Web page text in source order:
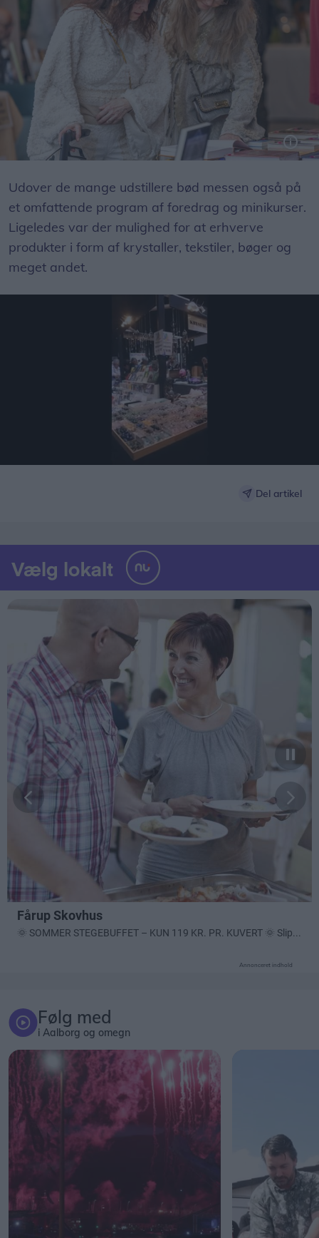
Udover de mange udstillere bød messen også på
et omfattende program af foredrag og minikurser.
Ligeledes var der mulighed for at erhverve
produkter i form af krystaller, tekstiler, bøger og
meget andet.
Del artikel
Annonceret indhold
Følg med
i Aalborg og omegn